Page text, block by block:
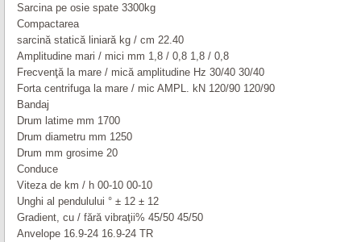
Sarcina pe osie spate 3300kg
Compactarea
sarcină statică liniară kg / cm 22.40
Amplitudine mari / mici mm 1,8 / 0,8 1,8 / 0,8
Frecvenţă la mare / mică amplitudine Hz 30/40 30/40
Forta centrifuga la mare / mic AMPL. kN 120/90 120/90
Bandaj
Drum latime mm 1700
Drum diametru mm 1250
Drum mm grosime 20
Conduce
Viteza de km / h 00-10 00-10
Unghi al pendulului ° ± 12 ± 12
Gradient, cu / fără vibraţii% 45/50 45/50
Anvelope 16.9-24 16.9-24 TR